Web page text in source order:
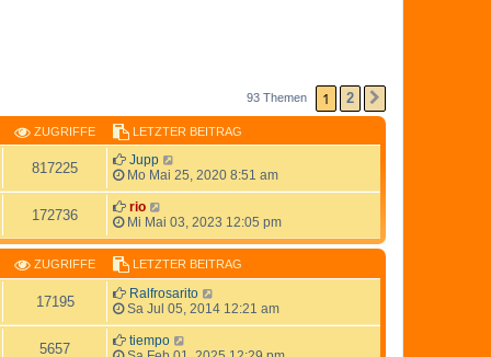
93 Themen 1 2
ZUGRIFFE LETZTER BEITRAG
817225
Jupp
Mo Mai 25, 2020 8:51 am
172736
rio
Mi Mai 03, 2023 12:05 pm
ZUGRIFFE LETZTER BEITRAG
17195
Ralfrosarito
Sa Jul 05, 2014 12:21 am
5657
tiempo